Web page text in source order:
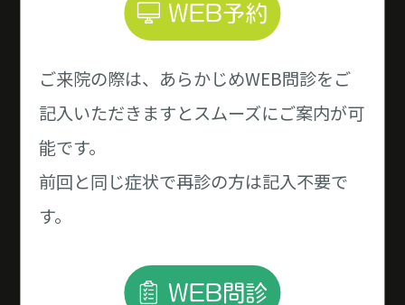
WEB予約
ご来院の際は、あらかじめWEB問診をご
記入いただきますとスムーズにご案内が可
能です。
前回と同じ症状で再診の方は記入不要で
す。
WEB問診
診療理念
ロコモとメタボを克服して地域を元気に